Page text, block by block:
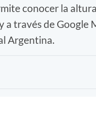
conocer la
a través de Google
Argentina.